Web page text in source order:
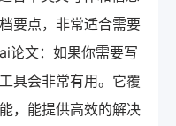
要点，非常适合需要
论文：如果你需要写
具会非常有用。它覆
，能提供高效的解决